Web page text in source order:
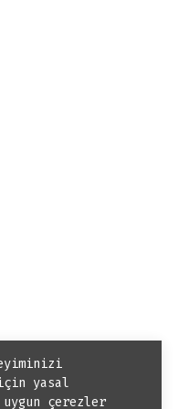
yasal
uygun çerezler